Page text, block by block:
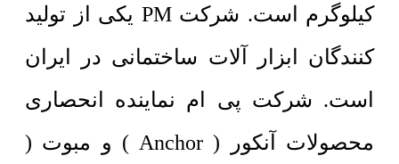
کیلوگرم است. شرکت PM یکی از تولید
کنندگان ابزار آلات ساختمانی در ایران
است. شرکت پی ام نماینده انحصاری
محصولات آنکور ( Anchor ) و مبوت (